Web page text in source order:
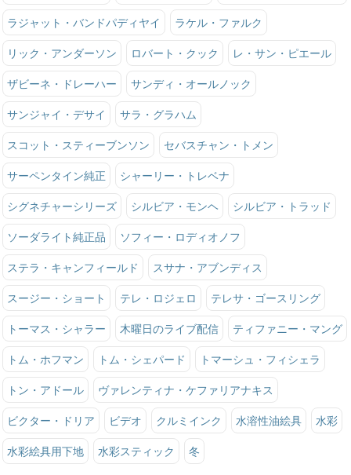
ラジャット・バンドパディヤイ ラケル・ファルク
リック・アンダーソン ロバート・クック レ・サン・ピエール
ザビーネ・ドレーハー サンディ・オールノック
サンジャイ・デサイ サラ・グラハム
スコット・スティーブンソン セバスチャン・トメン
サーペンタイン純正 シャーリー・トレベナ
シグネチャーシリーズ シルビア・モンヘ シルビア・トラッド
ソーダライト純正品 ソフィー・ロディオノフ
ステラ・キャンフィールド スサナ・アブンディス
スージー・ショート テレ・ロジェロ テレサ・ゴースリング
トーマス・シャラー 木曜日のライブ配信 ティファニー・マング
トム・ホフマン トム・シェパード トマーシュ・フィシェラ
トン・アドール ヴァレンティナ・ケファリアナキス
ビクター・ドリア ビデオ クルミインク 水溶性油絵具 水彩
水彩絵具用下地 水彩スティック 冬